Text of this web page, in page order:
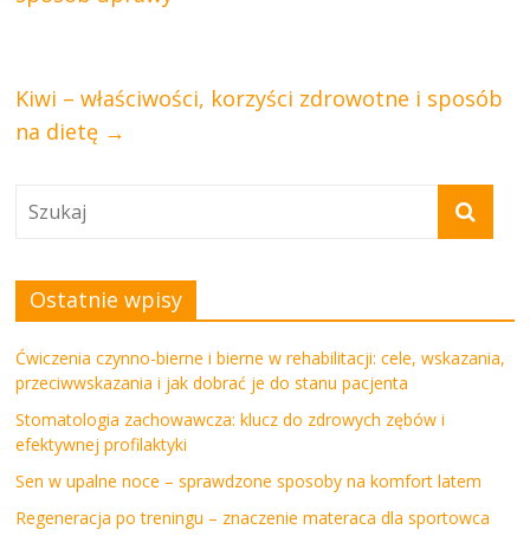
Kiwi – właściwości, korzyści zdrowotne i sposób
na dietę →
Ostatnie wpisy
Ćwiczenia czynno-bierne i bierne w rehabilitacji: cele, wskazania,
przeciwwskazania i jak dobrać je do stanu pacjenta
Stomatologia zachowawcza: klucz do zdrowych zębów i
efektywnej profilaktyki
Sen w upalne noce – sprawdzone sposoby na komfort latem
Regeneracja po treningu – znaczenie materaca dla sportowca